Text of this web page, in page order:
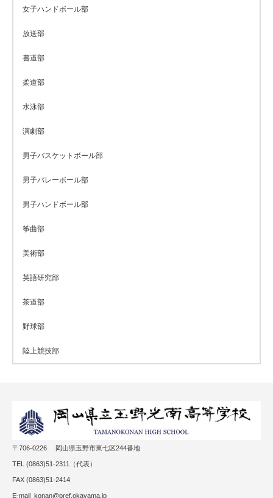
女子ハンドボール部
放送部
書道部
柔道部
水泳部
演劇部
男子バスケットボール部
男子バレーボール部
男子ハンドボール部
筝曲部
美術部
英語研究部
茶道部
野球部
陸上競技部
〒706-0226 岡山県玉野市東七区244番地
TEL (0863)51-2311（代表）
FAX (0863)51-2414
E-mail konan@pref.okayama.jp